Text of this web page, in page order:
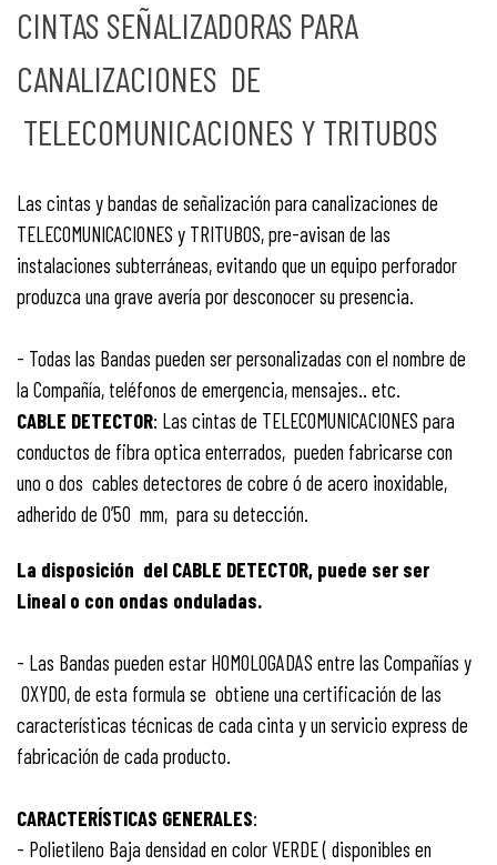
CINTAS SEÑALIZADORAS PARA
CANALIZACIONES DE
TELECOMUNICACIONES Y TRITUBOS
Las cintas y bandas de señalización para canalizaciones de
TELECOMUNICACIONES y TRITUBOS, pre-avisan de las
instalaciones subterráneas, evitando que un equipo perforador
produzca una grave avería por desconocer su presencia.
- Todas las Bandas pueden ser personalizadas con el nombre de
la Compañía, teléfonos de emergencia, mensajes.. etc.
CABLE DETECTOR: Las cintas de TELECOMUNICACIONES para
conductos de fibra optica enterrados, pueden fabricarse con
uno o dos cables detectores de cobre ó de acero inoxidable,
adherido de 0’50 mm, para su detección.
La disposición del CABLE DETECTOR, puede ser ser
Lineal o con ondas onduladas.
- Las Bandas pueden estar HOMOLOGADAS entre las Compañías y
OXYDO, de esta formula se obtiene una certificación de las
características técnicas de cada cinta y un servicio express de
fabricación de cada producto.
CARACTERÍSTICAS GENERALES:
- Polietileno Baja densidad en color VERDE ( disponibles en